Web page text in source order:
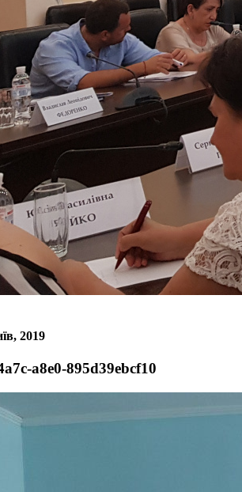
2019
a8e0-895d39ebcf10